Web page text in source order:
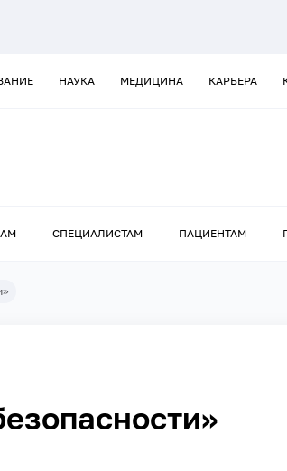
НАУКА МЕДИЦИНА КАРЬЕРА
СПЕЦИАЛИСТАМ ПАЦИЕНТАМ